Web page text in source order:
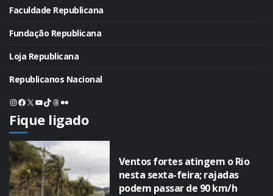
Faculdade Republicana
Fundação Republicana
Loja Republicana
Republicanos Nacional
Instagram
Facebook
X Youtube
TikTok
Threads
Flickr
Fique ligado
Ventos fortes atingem o Rio
nesta sexta-feira; rajadas
podem passar de 90 km/h